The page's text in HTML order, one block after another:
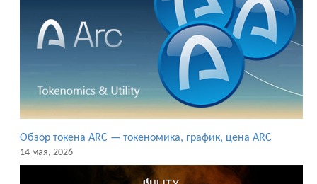
Обзор токена ARC — токеномика, график, цена ARC
14 мая, 2026